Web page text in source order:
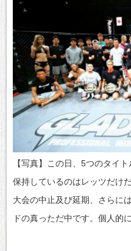
【写真】この日、5つのタイ
保持しているのはレッツだけ
大会の中止及び延期、さらに
ドの真っただ中です。個人的